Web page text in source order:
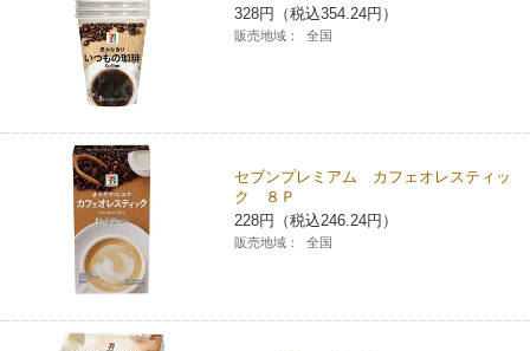
328円（税込354.24円）
販売地域： 全国
セブンプレミアム カフェオレスティッ
ク ８Ｐ
228円（税込246.24円）
販売地域： 全国